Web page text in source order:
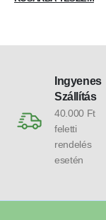
Ingyenes
Szállítás
40.000 Ft
feletti
rendelés
esetén